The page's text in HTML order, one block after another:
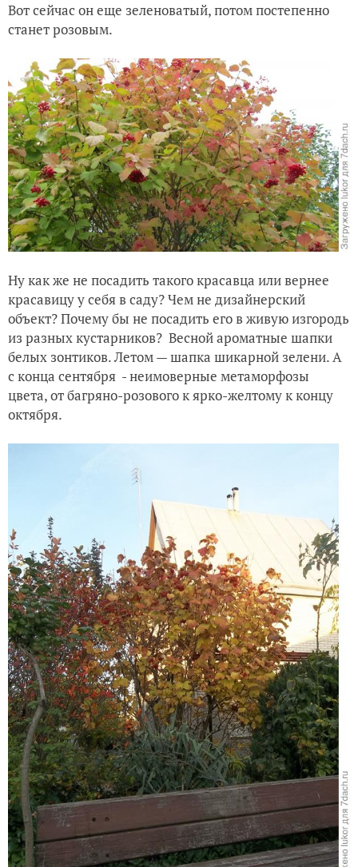
Вот сейчас он еще зеленоватый, потом постепенно
станет розовым.
Ну как же не посадить такого красавца или вернее
красавицу у себя в саду? Чем не дизайнерский
объект? Почему бы не посадить его в живую изгородь
из разных кустарников? Весной ароматные шапки
белых зонтиков. Летом — шапка шикарной зелени. А
с конца сентября - неимоверные метаморфозы
цвета, от багряно-розового к ярко-желтому к концу
октября.